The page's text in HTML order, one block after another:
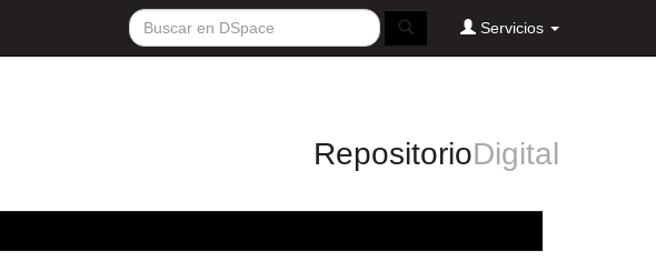
Servicios
RepositorioDigital